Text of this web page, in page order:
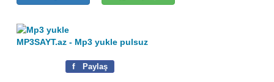
MP3SAYT.az - Mp3 yukle pulsuz
f Paylaş